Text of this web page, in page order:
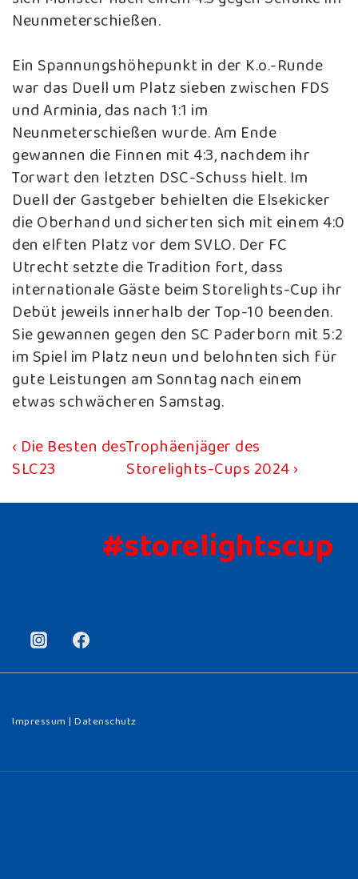
Neunmeterschießen.
Ein Spannungshöhepunkt in der K.o.-Runde
war das Duell um Platz sieben zwischen FDS
und Arminia, das nach 1:1 im
Neunmeterschießen wurde. Am Ende
gewannen die Finnen mit 4:3, nachdem ihr
Torwart den letzten DSC-Schuss hielt. Im
Duell der Gastgeber behielten die Elsekicker
die Oberhand und sicherten sich mit einem 4:0
den elften Platz vor dem SVLO. Der FC
Utrecht setzte die Tradition fort, dass
internationale Gäste beim Storelights-Cup ihr
Debüt jeweils innerhalb der Top-10 beenden.
Sie gewannen gegen den SC Paderborn mit 5:2
im Spiel im Platz neun und belohnten sich für
gute Leistungen am Sonntag nach einem
etwas schwächeren Samstag.
Beitragsnavigation
Vorheriger
Beitrag
‹ Die Besten des
SLC23
Nächster
Beitrag
Trophäenjäger des
Storelights-Cups 2024 ›
#storelightscup
Impressum | Datenschutz